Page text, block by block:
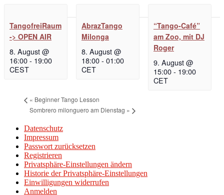
TangofreiRaum
-> OPEN AIR
8. August @
16:00- 19:00
CEST
AbrazTango
Milonga
8. August @
18:00- 01:00
CET
“Tango-Café”
am Zoo, mit DJ
Roger
9. August @
15:00- 19:00
CET
« Beginner Tango Lesson
Sombrero milonguero am Dienstag »
Datenschutz
Impressum
Passwort zurücksetzen
Registrieren
Privatsphäre-Einstellungen ändern
Historie der Privatsphäre-Einstellungen
Einwilligungen widerrufen
Anmelden